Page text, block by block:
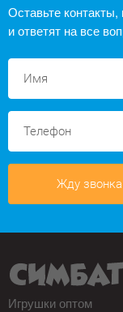
Оставьте
и ответят на все
Жду звонка
Игрушки оптом